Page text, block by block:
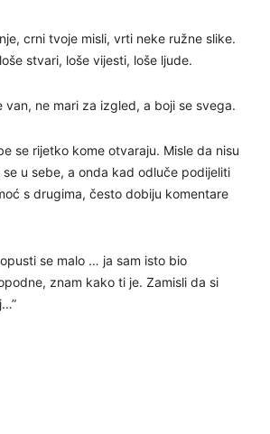
crni tvoje misli, vrti neke ružne slike.
stvari, loše vijesti, loše ljude.
van, ne mari za izgled, a boji se svega.
se rijetko kome otvaraju. Misle da nisu
u sebe, a onda kad odluče podijeliti
s drugima, često dobiju komentare
se malo … ja sam isto bio
znam kako ti je. Zamisli da si